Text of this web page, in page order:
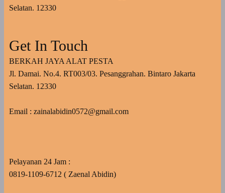
Selatan. 12330
Get In Touch
BERKAH JAYA ALAT PESTA
Jl. Damai. No.4. RT003/03. Pesanggrahan. Bintaro Jakarta
Selatan. 12330
Email : zainalabidin0572@gmail.com
Pelayanan 24 Jam :
0819-1109-6712 ( Zaenal Abidin)